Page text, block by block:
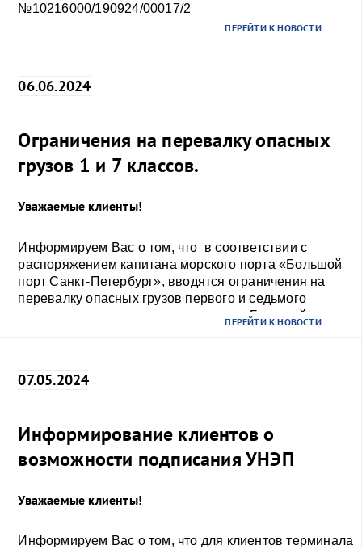
№10216000/190924/00017/2
ПЕРЕЙТИ К НОВОСТИ
06.06.2024
Ограничения на перевалку опасных
грузов 1 и 7 классов.
Уважаемые клиенты!
Информируем Вас о том, что в соответствии с
распоряжением капитана морского порта «Большой
порт Санкт-Петербург», вводятся ограничения на
перевалку опасных грузов первого и седьмого
классов опасности в морском порту «Большой порт
ПЕРЕЙТИ К НОВОСТИ
07.05.2024
Информирование клиентов о
возможности подписания УНЭП
Уважаемые клиенты!
Информируем Вас о том, что для клиентов терминала